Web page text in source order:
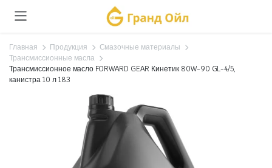
Главная Продукция
Смазочные материалы
Трансмиссионные масла
Трансмиссионное масло FORWARD GEAR Кинетик 80W-90 GL-4/5,
канистра 10 л 183